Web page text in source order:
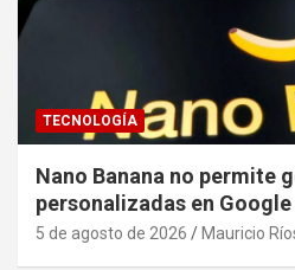
TECNOLOGÍA
Nano Banana no permite
personalizadas en Google
5 de agosto de 2026 Mauricio